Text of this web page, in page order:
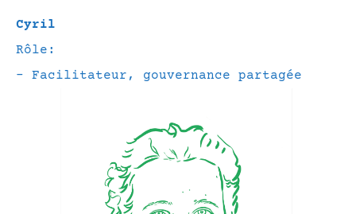
Cyril
Rôle:
– Facilitateur, gouvernance partagée